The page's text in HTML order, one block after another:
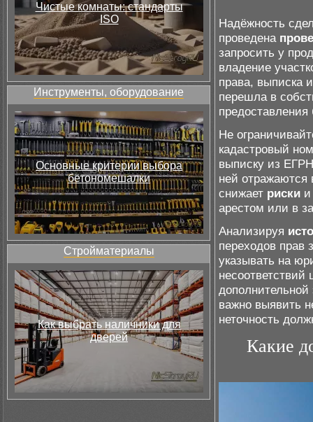
Чистые комнаты: стандарты
ISO
Инструменты, оборудование
Основные критерии выбора
бетономешалки
Стройматериалы
Как выбрать наличники для
дверей
Надёжность
проведена
запросить у
владение
права, выписка
перешла в
Не
кадастровый
выписку из
ней
снижает риски
арестом или в
Анализируя
переходов прав
указывать на
несоответствий
важно выявить
неточность
Какие